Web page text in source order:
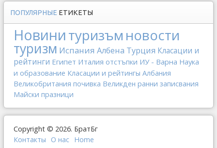
ПОПУЛЯРНЫЕ ЕТИКЕТЫ
Новинитуризъм новости
туризм Испания Албена Турция Класации и
рейтинги Египет Италия отстъпки ИУ - Варна Наука
и образование Класации и рейтингы Албания
Великобритания почивка Великден ранни записвания
Майски празници
Copyright © 2026. БратБг
Контакты
О наc Home